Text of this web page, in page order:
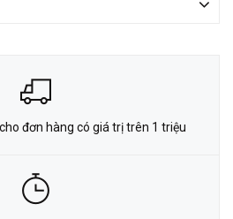
đơn hàng có giá trị trên 1 triệu